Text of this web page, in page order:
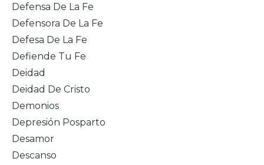
Defensa De La Fe
Defensora De La Fe
Defesa De La Fe
Defiende Tu Fe
Deidad
Deidad De Cristo
Demonios
Depresión Posparto
Desamor
Descanso